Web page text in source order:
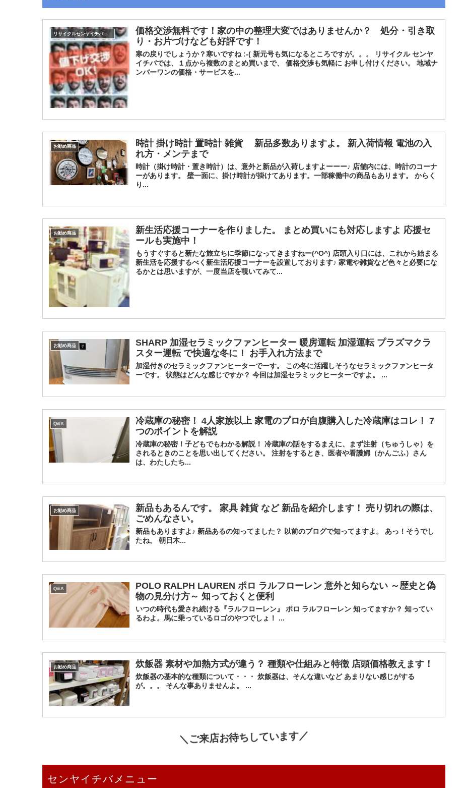
リサイクルセンヤイチバ小城店
価格交渉無料です！家の中の整理大変ではありませんか？ 処分・引き取
り・お片づけなども好評です！
寒の戻りでしょうか？寒いですね :-( 新元号も気になるところですが。。。 リサイクル センヤ
イチバでは、１点から複数のまとめ買いまで、 価格交渉も気軽に お申し付けください。 地域ナ
ンバーワンの価格・サービスを...
お勧め商品
時計 掛け時計 置時計 雑貨 新品多数ありますよ。 新入荷情報 電池の入
れ方・メンテまで
時計（掛け時計・置き時計）は、意外と新品が入荷しますよーーー♪ 店舗内には、時計のコーナ
ーがあります。 壁一面に、掛け時計が掛けてあります。一部稼働中の商品もあります。 からく
り...
お勧め商品
新生活応援コーナーを作りました。 まとめ買いにも対応しますよ 応援セ
ールも実施中！
もうすぐすると新たな旅立ちに季節になってきますねー(^O^) 店頭入り口には、これから始まる
新生活を応援するべく新生活応援コーナーを設置しております♪ 家電や雑貨など色々と必要にな
るかとは思いますが、一度当店を覗いてみて...
お勧め商品
SHARP 加湿セラミックファンヒーター 暖房運転 加湿運転 プラズマクラ
スター運転 で快適な冬に！ お手入れ方法まで
加湿付きのセラミックファンヒーターでーす。 この冬に活躍しそうなセラミックファンヒータ
ーです。 状態はどんな感じですか？ 今回は加湿セラミックヒーターですよ。 ...
Q&A
冷蔵庫の秘密！ 4人家族以上 家電のプロが自腹購入した冷蔵庫はコレ！ 7
つのポイントを解説
冷蔵庫の秘密！子どもでもわかる解説！ 冷蔵庫の話をするまえに、まず注射（ちゅうしゃ）を
されるときのことを思い出してください。 注射をするとき、医者や看護婦（かんごふ）さん
は、わたしたち...
お勧め商品
新品もあるんです。 家具 雑貨 など 新品を紹介します！ 売り切れの際は、
ごめんなさい。
新品もありますよ♪ 新品あるの知ってました？ 以前のブログで知ってますよ。 あっ！そうでし
たね。 朝日木...
Q&A
POLO RALPH LAUREN ポロ ラルフローレン 意外と知らない ～歴史と偽
物の見分け方～ 知っておくと便利
いつの時代も愛され続ける『ラルフローレン』 ポロ ラルフローレン 知ってますか？ 知ってい
るわよ。馬に乗っているロゴのやつでしょ！ ...
お勧め商品 炊飯器 素材や加熱方式が違う？ 種類や仕組みと特徴 店頭価格教えます！
炊飯器の基本的な種類について・・・ 炊飯器は、そんな違いなど あまりない感じがする
が。。。 そんな事ありませんよ。 ...
＼ご来店お待ちしています／
センヤイチバメニュー